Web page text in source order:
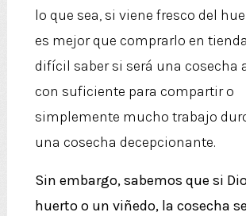
lo que sea, si viene fresco del
es mejor que comprarlo en
difícil saber si será una cosecha
con suficiente para compartir o
simplemente mucho trabajo
una cosecha decepcionante.
Sin embargo, sabemos que si
huerto o un viñedo, la cosecha